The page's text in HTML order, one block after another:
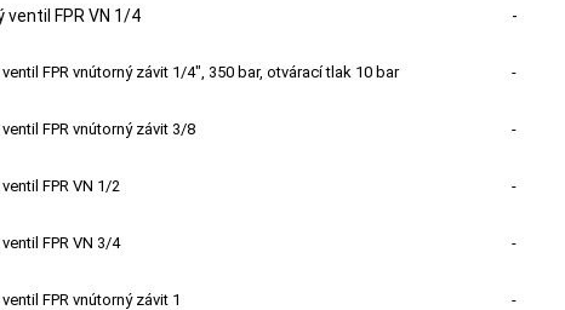
ventil FPR VN 1/4 -
FPR vnútorný závit 1/4", 350 bar, otvárací tlak 10 bar -
FPR vnútorný závit 3/8 -
FPR VN 1/2 -
FPR VN 3/4 -
FPR vnútorný závit 1 -